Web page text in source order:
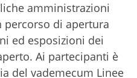
amministrazioni
percorso di apertura
ed esposizioni dei
Ai partecipanti è
del vademecum Linee